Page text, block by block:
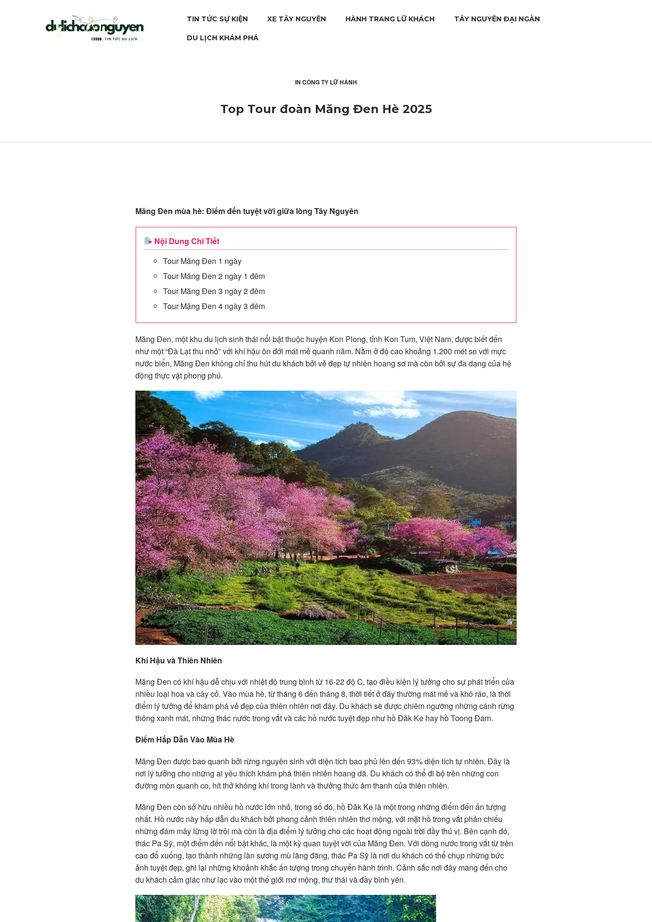
TIN TỨC SỰ KIỆN XE TÂY NGUYÊN HÀNH TRANG LỮ KHÁCH TÂY NGUYÊN ĐẠI NGÀN
DU LỊCH KHÁM PHÁ
IN CÔNG TY LỮ HÀNH
Top Tour đoàn Măng Đen Hè 2025
Măng Đen mùa hè: Điểm đến tuyệt vời giữa lòng Tây Nguyên
Nội Dung Chi Tiết
Tour Măng Đen 1 ngày
Tour Măng Đen 2 ngày 1 đêm
Tour Măng Đen 3 ngày 2 đêm
Tour Măng Đen 4 ngày 3 đêm
Măng Đen, một khu du lịch sinh thái nổi bật thuộc huyện Kon Plong, tỉnh Kon Tum, Việt Nam, được biết đến
như một “Đà Lạt thu nhỏ” với khí hậu ôn đới mát mẻ quanh năm. Nằm ở độ cao khoảng 1.200 mét so với mực
nước biển, Măng Đen không chỉ thu hút du khách bởi vẻ đẹp tự nhiên hoang sơ mà còn bởi sự đa dạng của hệ
động thực vật phong phú.
Khí Hậu và Thiên Nhiên
Măng Đen có khí hậu dễ chịu với nhiệt độ trung bình từ 16-22 độ C, tạo điều kiện lý tưởng cho sự phát triển của
nhiều loại hoa và cây cỏ. Vào mùa hè, từ tháng 6 đến tháng 8, thời tiết ở đây thường mát mẻ và khô ráo, là thời
điểm lý tưởng để khám phá vẻ đẹp của thiên nhiên nơi đây. Du khách sẽ được chiêm ngưỡng những cánh rừng
thông xanh mát, những thác nước trong vắt và các hồ nước tuyệt đẹp như hồ Đăk Ke hay hồ Toong Đam.
Điểm Hấp Dẫn Vào Mùa Hè
Măng Đen được bao quanh bởi rừng nguyên sinh với diện tích bao phủ lên đến 93% diện tích tự nhiên. Đây là
nơi lý tưởng cho những ai yêu thích khám phá thiên nhiên hoang dã. Du khách có thể đi bộ trên những con
đường mòn quanh co, hít thở không khí trong lành và thưởng thức âm thanh của thiên nhiên.
Măng Đen còn sở hữu nhiều hồ nước lớn nhỏ, trong số đó, hồ Đăk Ke là một trong những điểm đến ấn tượng
nhất. Hồ nước này hấp dẫn du khách bởi phong cảnh thiên nhiên thơ mộng, với mặt hồ trong vắt phản chiếu
những đám mây lững lờ trôi mà còn là địa điểm lý tưởng cho các hoạt động ngoài trời đầy thú vị. Bên cạnh đó,
thác Pa Sỹ, một điểm đến nổi bật khác, là một kỳ quan tuyệt vời của Măng Đen. Với dòng nước trong vắt từ trên
cao đổ xuống, tạo thành những làn sương mù lãng đãng, thác Pa Sỹ là nơi du khách có thể chụp những bức
ảnh tuyệt đẹp, ghi lại những khoảnh khắc ấn tượng trong chuyến hành trình. Cảnh sắc nơi đây mang đến cho
du khách cảm giác như lạc vào một thế giới mơ mộng, thư thái và đầy bình yên.